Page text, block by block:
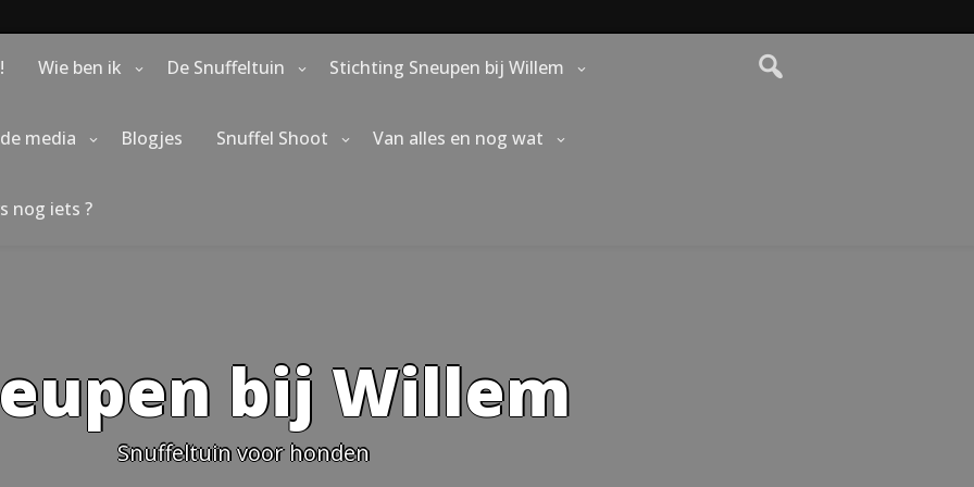
Wie ben ik De Snuffeltuin Stichting Sneupen bij Willem
media Blogjes Snuffel Shoot Van alles en nog wat
nog iets ?
bij Willem
Snuffeltuin voor honden